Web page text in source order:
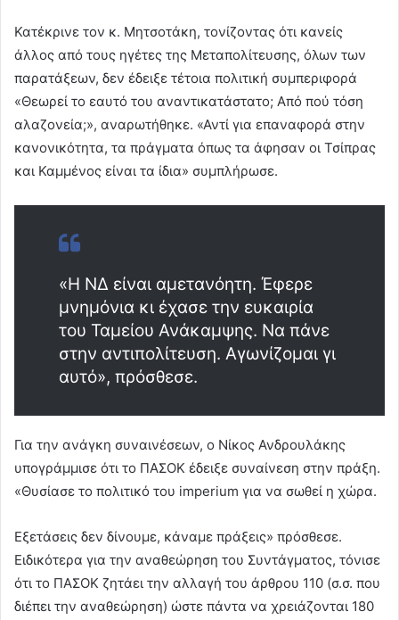
Κατέκρινε τον κ. Μητσοτάκη, τονίζοντας ότι κανείς
άλλος από τους ηγέτες της Μεταπολίτευσης, όλων των
παρατάξεων, δεν έδειξε τέτοια πολιτική συμπεριφορά
«Θεωρεί το εαυτό του αναντικατάστατο; Από πού τόση
αλαζονεία;», αναρωτήθηκε. «Αντί για επαναφορά στην
κανονικότητα, τα πράγματα όπως τα άφησαν οι Τσίπρας
και Καμμένος είναι τα ίδια» συμπλήρωσε.
«Η ΝΔ είναι αμετανόητη. Έφερε
μνημόνια κι έχασε την ευκαιρία
του Ταμείου Ανάκαμψης. Να πάνε
στην αντιπολίτευση. Αγωνίζομαι γι
αυτό», πρόσθεσε.
Για την ανάγκη συναινέσεων, ο Νίκος Ανδρουλάκης
υπογράμμισε ότι το ΠΑΣΟΚ έδειξε συναίνεση στην πράξη.
«Θυσίασε το πολιτικό του imperium για να σωθεί η χώρα.
Εξετάσεις δεν δίνουμε, κάναμε πράξεις» πρόσθεσε.
Ειδικότερα για την αναθεώρηση του Συντάγματος, τόνισε
ότι το ΠΑΣΟΚ ζητάει την αλλαγή του άρθρου 110 (σ.σ. που
διέπει την αναθεώρηση) ώστε πάντα να χρειάζονται 180